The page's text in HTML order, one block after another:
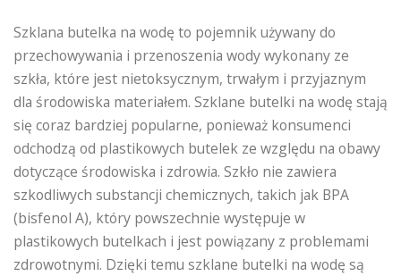
Szklana butelka na wodę to pojemnik używany do
przechowywania i przenoszenia wody wykonany ze
szkła, które jest nietoksycznym, trwałym i przyjaznym
dla środowiska materiałem. Szklane butelki na wodę stają
się coraz bardziej popularne, ponieważ konsumenci
odchodzą od plastikowych butelek ze względu na obawy
dotyczące środowiska i zdrowia. Szkło nie zawiera
szkodliwych substancji chemicznych, takich jak BPA
(bisfenol A), który powszechnie występuje w
plastikowych butelkach i jest powiązany z problemami
zdrowotnymi. Dzięki temu szklane butelki na wodę są